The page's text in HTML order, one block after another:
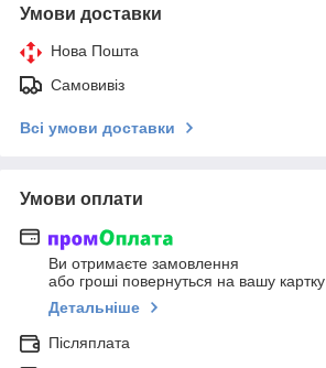
Умови доставки
Нова Пошта
Самовивіз
Всі умови доставки
Умови оплати
Ви отримаєте замовлення
або гроші повернуться на вашу картку
Детальніше
Післяплата